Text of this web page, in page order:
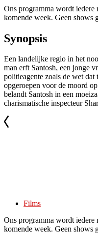
Ons programma wordt
komende week. Geen shows
Synopsis
Een landelijke regio in het
man erft Santosh, een jonge
politieagente zoals de wet dat
opgeroepen voor de moord
belandt Santosh in een
charismatische inspecteur
Films
Ons programma wordt
komende week. Geen shows